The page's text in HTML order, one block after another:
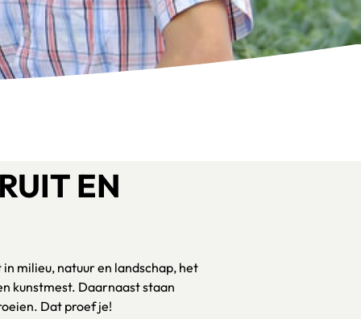
EN
milieu, natuur en landschap, het
kunstmest. Daarnaast staan
Dat proef je!